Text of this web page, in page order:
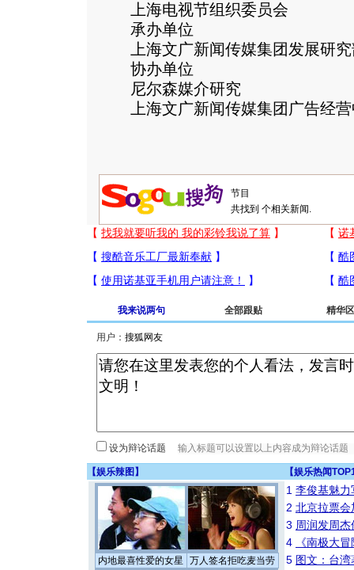
上海电视节组织委员会
承办单位
上海文广新闻传媒集团发展研究
协办单位
尼尔森媒介研究
上海文广新闻传媒集团广告经营
共找到 个相关新闻.
我来说两句 全部跟贴 精华区
用户：
设为辩论话题
【娱乐辣图 】 【娱乐热闻
内地最喜性爱的女星 万人签名拒吃麦当劳
1 李俊基魅力
2 北京拉票
3 周润发周
4
《南极大
5 图文：台